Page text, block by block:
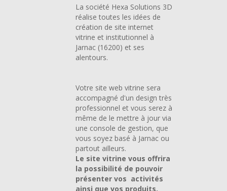
La société Hexa Solutions 3D
réalise toutes les idées de
création de site internet
vitrine et institutionnel à
Jarnac (16200) et ses
alentours.
Votre site web vitrine sera
accompagné d'un design très
professionnel et vous serez à
même de le mettre à jour via
une console de gestion, que
vous soyez basé à Jarnac ou
partout ailleurs.
Le site vitrine vous offrira
la possibilité de pouvoir
présenter vos activités
ainsi que vos produits.